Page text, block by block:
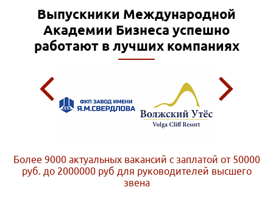
Выпускники Международной
Академии Бизнеса успешно
работают в лучших компаниях
Более 9000 актуальных вакансий с заплатой от 50000
руб. до 2000000 руб для руководителей высшего
звена